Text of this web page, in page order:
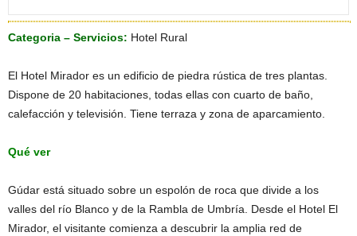
Categoria – Servicios: Hotel Rural
El Hotel Mirador es un edificio de piedra rústica de tres plantas.
Dispone de 20 habitaciones, todas ellas con cuarto de baño,
calefacción y televisión. Tiene terraza y zona de aparcamiento.
Qué ver
Gúdar está situado sobre un espolón de roca que divide a los
valles del río Blanco y de la Rambla de Umbría. Desde el Hotel El
Mirador, el visitante comienza a descubrir la amplia red de